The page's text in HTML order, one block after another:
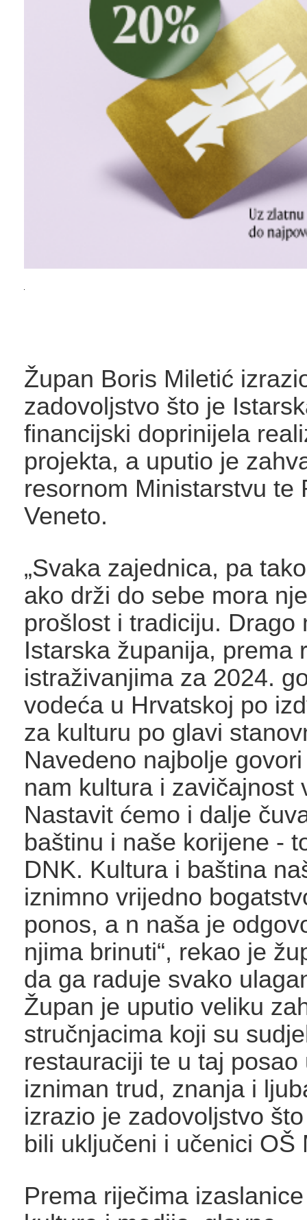
Župan Boris Miletić
zadovoljstvo što je
financijski doprinijela
projekta, a uputio je
resornom Ministarstvu te
Veneto.
„Svaka zajednica, pa
ako drži do sebe mora
prošlost i tradiciju. Drago
Istarska županija, prema
istraživanjima za 2024.
vodeća u Hrvatskoj po
za kulturu po glavi
Navedeno najbolje
nam kultura i zavičajnost
Nastavit ćemo i dalje
baštinu i naše korijene -
DNK. Kultura i baština
iznimno vrijedno
ponos, a n naša je
njima brinuti“, rekao je
da ga raduje svako
Župan je uputio veliku
stručnjacima koji su
restauraciji te u taj posao
izniman trud, znanja i
izrazio je zadovoljstvo
bili uključeni i učenici OŠ
Prema riječima